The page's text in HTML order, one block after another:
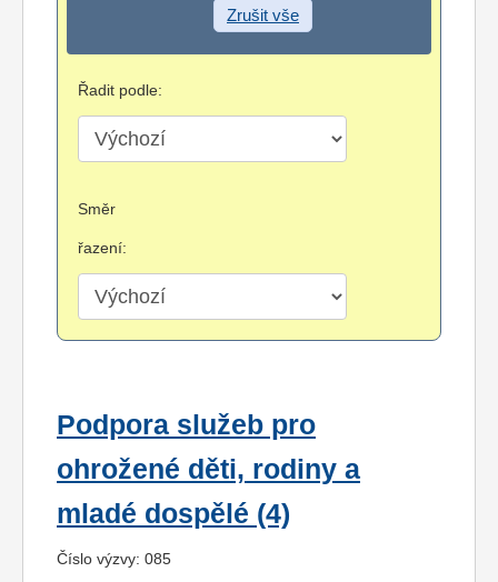
Zrušit vše
Řadit podle:
Směr
řazení:
Podpora služeb pro
ohrožené děti, rodiny a
mladé dospělé (4)
Číslo výzvy: 085